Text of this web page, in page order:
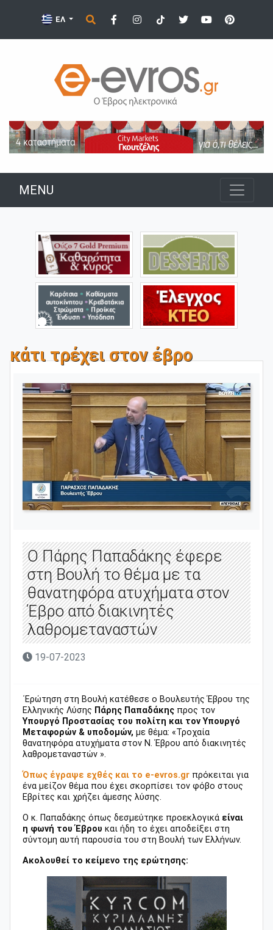
ΕΛ
MENU
κάτι τρέχει στον έβρο
Ο Πάρης Παπαδάκης έφερε
στη Βουλή το θέμα με τα
θανατηφόρα ατυχήματα στον
Έβρο από διακινητές
λαθρομεταναστών
19-07-2023
΄Ερώτηση στη Βουλή κατέθεσε ο Βουλευτής Έβρου της
Ελληνικής Λύσης Πάρης Παπαδάκης προς τον
Υπουργό Προστασίας του πολίτη και τον Υπουργό
Μεταφορών & υποδομών, με θέμα: «Τροχαία
θανατηφόρα ατυχήματα στον Ν. Έβρου από διακινητές
λαθρομεταναστών ».
Όπως έγραψε εχθές και το e-evros.gr πρόκειται για
ένα μείζον θέμα που έχει σκορπίσει τον φόβο στους
Εβρίτες και χρήζει άμεσης λύσης.
Ο κ. Παπαδάκης όπως δεσμεύτηκε προεκλογικά είναι
η φωνή του Έβρου και ήδη το έχει αποδείξει στη
σύντομη αυτή παρουσία του στη Βουλή των Ελλήνων.
Ακολουθεί το κείμενο της ερώτησης: